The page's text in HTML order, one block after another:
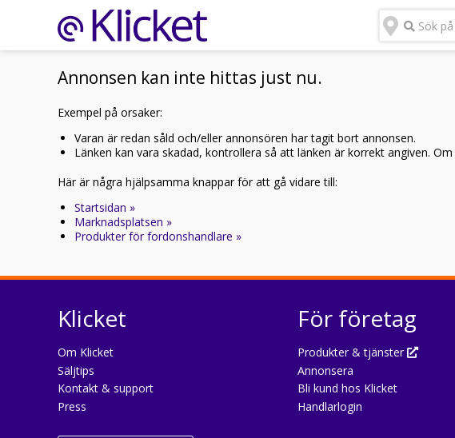
Sök
Annonsen kan inte hittas just nu.
Exempel på orsaker:
Varan är redan såld och/eller annonsören har tagit bort annonsen.
Länken kan vara skadad, kontrollera så att länken är korrekt angiven.
Här är några hjälpsamma knappar för att gå vidare till:
Startsidan »
Marknadsplatsen »
Produkter för fordonshandlare »
Klicket
Om Klicket
Säljtips
Kontakt & support
Press
För företag
Produkter & tjänster
Annonsera
Bli kund hos Klicket
Handlarlogin